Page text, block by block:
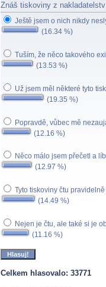
Znáš tiskoviny z
Ještě jsem o nich nikdy
(16.34 %)
Tuším, že něco takového
(13.53 %)
Už jsem měl některé tyto
(19.35 %)
Popravdě, vůbec mě
(12.16 %)
Něco málo jsem přečetl a
(12.97 %)
Tyto tiskoviny čtu
(14.49 %)
Nejen je čtu, ale také si je
(11.16 %)
Celkem hlasovalo: 33771